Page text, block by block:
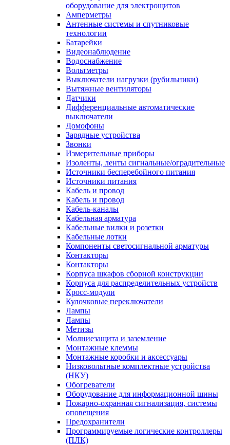
оборудование для электрощитов
Амперметры
Антенные системы и спутниковые
технологии
Батарейки
Видеонаблюдение
Водоснабжение
Вольтметры
Выключатели нагрузки (рубильники)
Вытяжные вентиляторы
Датчики
Дифференциальные автоматические
выключатели
Домофоны
Зарядные устройства
Звонки
Измерительные приборы
Изоленты, ленты сигнальные/оградительные
Источники бесперебойного питания
Источники питания
Кабель и провод
Кабель и провод
Кабель-каналы
Кабельная арматура
Кабельные вилки и розетки
Кабельные лотки
Компоненты светосигнальной арматуры
Контакторы
Контакторы
Корпуса шкафов сборной конструкции
Корпуса для распределительных устройств
Кросс-модули
Кулочковые переключатели
Лампы
Лампы
Метизы
Молниезащита и заземление
Монтажные клеммы
Монтажные коробки и аксессуары
Низковольтные комплектные устройства
(НКУ)
Обогреватели
Оборудование для информационной шины
Пожарно-охранная сигнализация, системы
оповещения
Предохранители
Программируемые логические контроллеры
(ПЛК)